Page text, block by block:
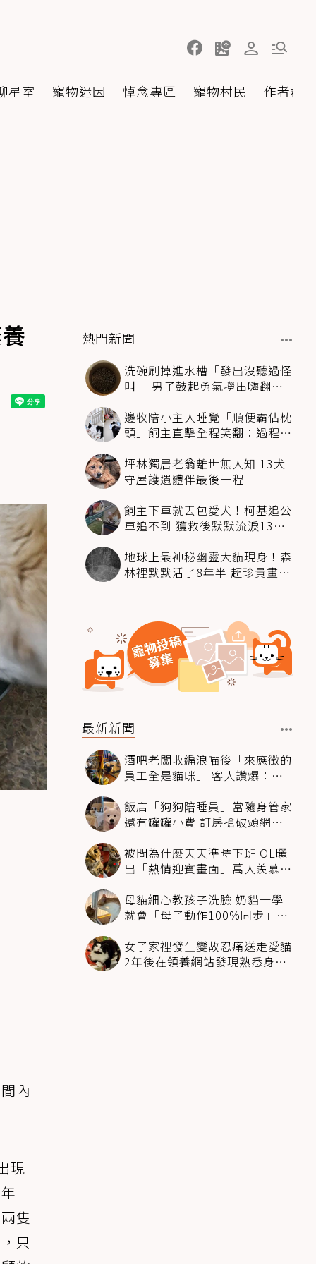
星室 寵物迷因 悼念專區 寵物村民 作者群
內
現
隻
只
熱門新聞
洗碗刷掉進水槽「發出沒聽過怪
叫」 男子鼓起勇氣撈出嗨翻：
邊牧陪小主人睡覺「順便霸佔枕
頭」飼主直擊全程笑翻：過程絲
坪林獨居老翁離世無人知 13犬
守屋護遺體伴最後一程
飼主下車就丟包愛犬！柯基追公
車追不到 獲救後默默流淚13萬
地球上最神秘幽靈大貓現身！森
林裡默默活了8年半 超珍貴畫面
最新新聞
酒吧老闆收編浪喵後「來應徵的
員工全是貓咪」 客人讚爆：來
飯店「狗狗陪睡員」當隨身管家
還有罐罐小費 訂房搶破頭網友
被問為什麼天天準時下班 OL曬
出「熱情迎賓畫面」萬人羨慕：
母貓細心教孩子洗臉 奶貓一學
就會「母子動作100%同步」網
女子家裡發生變故忍痛送走愛貓
2年後在領養網站發現熟悉身影